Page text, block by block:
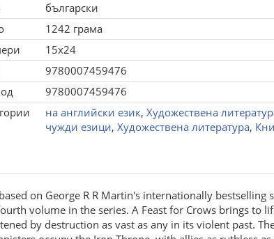
български
1242 грама
15x24
9780007459476
9780007459476
на английски език, Художествена
чужди езици, Художествена литература,
on George R R Martin's internationally bestselling
fourth volume in the series. A Feast for Crows brings
by destruction as vast as any in its violent past.